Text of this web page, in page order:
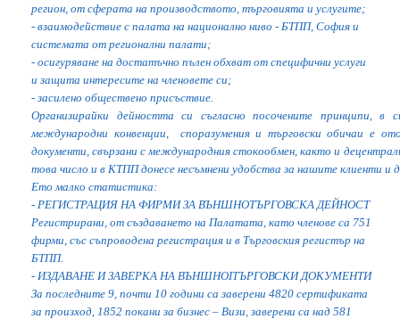
регион, от сферата на производството, търговията и услугите;
- взаимодействие с палата на национално ниво - БТПП, София и
системата от регионални палати;
- осигуряване на достатъчно пълен обхват от специфични услуги
и защита интересите на членовете си;
- засилено обществено присъствие.
Организирайки дейността си съгласно посочените принципи,
международни конвенции, споразумения и търговски обичаи е
документи, свързани с международния стокообмен, както и
това число и в КТПП донесе несъмнени удобства за нашите клиенти и
Ето малко статистика:
- РЕГИСТРАЦИЯ НА ФИРМИ ЗА ВЪНШНОТЪРГОВСКА ДЕЙНОСТ
Регистрирани, от създаването на Палатата, като членове са 751
фирми, със съпроводена регистрация и в Търговския регистър на
БТПП.
- ИЗДАВАНЕ И ЗАВЕРКА НА ВЪНШНОІТЪРГОВСКИ ДОКУМЕНТИ
За последните 9, почти 10 години са заверени 4820 сертификата
за произход, 1852 покани за бизнес – Визи, заверени са над 581